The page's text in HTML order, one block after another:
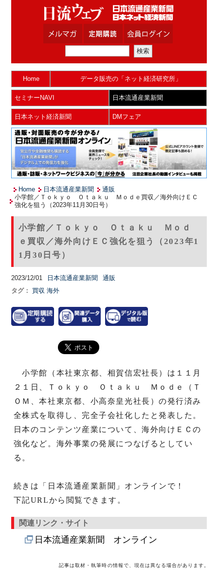
Home データ販売の「ネット経済研究所」
セミナーNAVI 日本流通産業新聞
日本ネット経済新聞 DMフェア
Home 日本流通産業新聞
通販
小学館／Ｔｏｋｙｏ Ｏｔａｋｕ Ｍｏｄｅ買収／海外向けＥＣ
強化を狙う（2023年11月30日号）
小学館／Ｔｏｋｙｏ Ｏｔａｋｕ Ｍｏｄ
ｅ買収／海外向けＥＣ強化を狙う（2023年1
1月30日号）
2023/12/01 日本流通産業新聞
通販
タグ：
買収 海外
小学館（本社東京都、相賀信宏社長）は１１月
２１日、Ｔｏｋｙｏ Ｏｔａｋｕ Ｍｏｄｅ（Ｔ
ＯＭ、本社東京都、小高奈皇光社長）の発行済み
全株式を取得し、完全子会社化したと発表した。
日本のコンテンツ産業について、海外向けＥＣの
強化など。海外事業の発展につなげるとしてい
る。
続きは「日本流通産業新聞」オンラインで！
下記URLから閲覧できます。
関連リンク・サイト
日本流通産業新聞 オンライン
記事は取材・執筆時の情報で、現在は異なる場合があります。